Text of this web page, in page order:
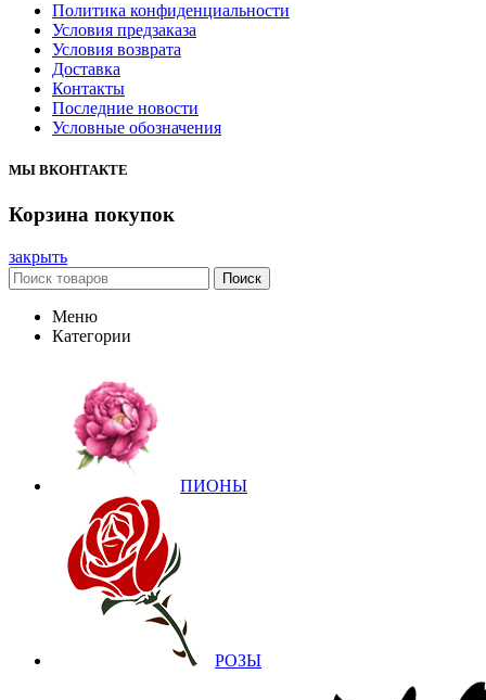
Политика конфиденциальности
Условия предзаказа
Условия возврата
Доставка
Контакты
Последние новости
Условные обозначения
МЫ ВКОНТАКТЕ
Корзина покупок
закрыть
Поиск
Меню
Категории
ПИОНЫ
РОЗЫ